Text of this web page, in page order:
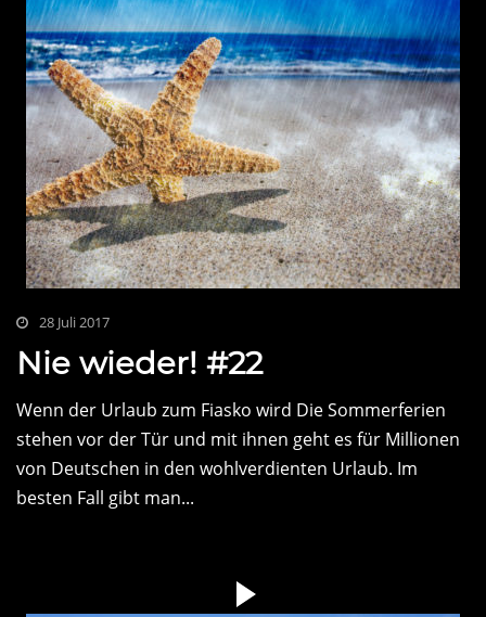
28 Juli 2017
Nie wieder! #22
Wenn der Urlaub zum Fiasko wird Die Sommerferien
stehen vor der Tür und mit ihnen geht es für Millionen
von Deutschen in den wohlverdienten Urlaub. Im
besten Fall gibt man...